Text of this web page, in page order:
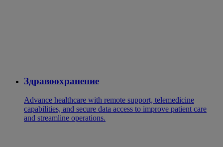
Здравоохранение
Advance healthcare with remote support, telemedicine
capabilities, and secure data access to improve patient care
and streamline operations.